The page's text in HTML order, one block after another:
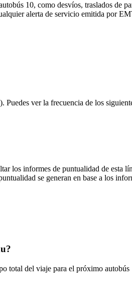
10, como desvíos, traslados de
alerta de servicio emitida por
ver la frecuencia de los
los informes de puntualidad de esta
se generan en base a los
total del viaje para el próximo autobús